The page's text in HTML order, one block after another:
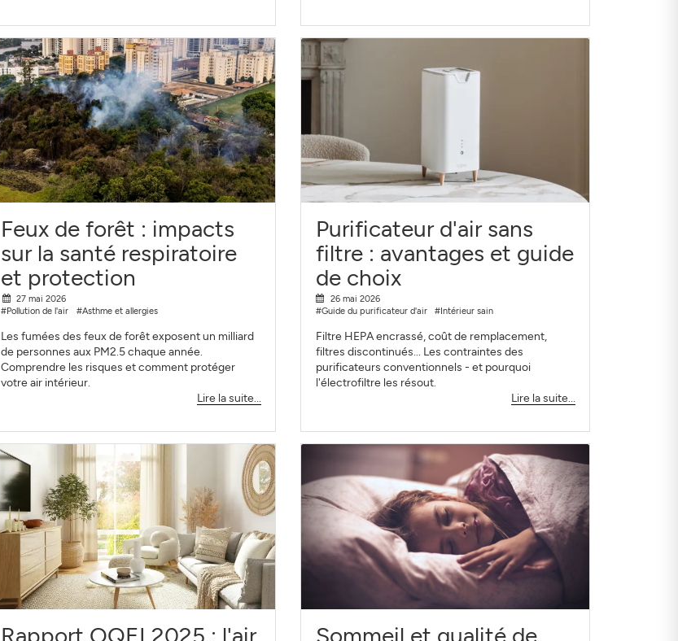
Feux de forêt : impacts
sur la santé respiratoire
et protection
27 mai 2026
#Pollution de l'air
#Asthme et allergies
Les fumées des feux de forêt exposent un milliard
de personnes aux PM2.5 chaque année.
Comprendre les risques et comment protéger
votre air intérieur.
Lire la suite...
Purificateur d'air sans
filtre : avantages et guide
de choix
26 mai 2026
#Guide du purificateur d'air
#Intérieur sain
Filtre HEPA encrassé, coût de remplacement,
filtres discontinués... Les contraintes des
purificateurs conventionnels - et pourquoi
l'électrofiltre les résout.
Lire la suite...
Rapport OQEI 2025 : l'air
Sommeil et qualité de